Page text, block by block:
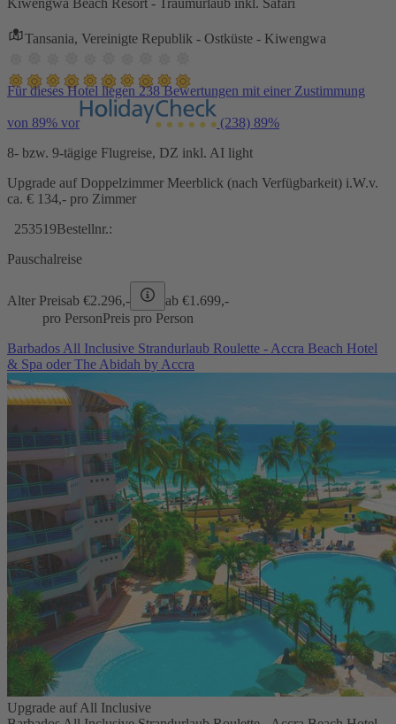
Tansania, Vereinigte Republik - Ostküste - Kiwengwa
Für dieses Hotel liegen 238 Bewertungen mit einer Zustimmung
von 89% vor (238) 89%
8- bzw. 9-tägige Flugreise, DZ inkl. AI light
Upgrade auf Doppelzimmer Meerblick (nach Verfügbarkeit) i.W.v.
ca. € 134,- pro Zimmer
253519Bestellnr.:
Pauschalreise
Alter Preisab €2.296,- ab €1.699,-
pro PersonPreis pro Person
Barbados All Inclusive Strandurlaub Roulette - Accra Beach Hotel
& Spa oder The Abidah by Accra
Upgrade auf All Inclusive